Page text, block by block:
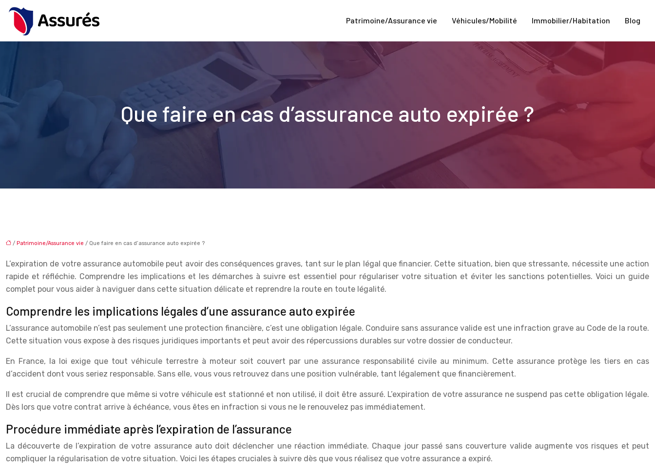
Patrimoine/Assurance vie Véhicules/Mobilité Immobilier/Habitation Blog
Que faire en cas d’assurance auto expirée ?
/ Patrimoine/Assurance vie / Que faire en cas d’assurance auto expirée ?
L’expiration de votre assurance automobile peut avoir des conséquences graves, tant sur le plan légal que financier. Cette situation, bien que stressante, nécessite une action
rapide et réfléchie. Comprendre les implications et les démarches à suivre est essentiel pour régulariser votre situation et éviter les sanctions potentielles. Voici un guide
complet pour vous aider à naviguer dans cette situation délicate et reprendre la route en toute légalité.
Comprendre les implications légales d’une assurance auto expirée
L’assurance automobile n’est pas seulement une protection financière, c’est une obligation légale. Conduire sans assurance valide est une infraction grave au Code de la route.
Cette situation vous expose à des risques juridiques importants et peut avoir des répercussions durables sur votre dossier de conducteur.
En France, la loi exige que tout véhicule terrestre à moteur soit couvert par une assurance responsabilité civile au minimum. Cette assurance protège les tiers en cas
d’accident dont vous seriez responsable. Sans elle, vous vous retrouvez dans une position vulnérable, tant légalement que financièrement.
Il est crucial de comprendre que même si votre véhicule est stationné et non utilisé, il doit être assuré. L’expiration de votre assurance ne suspend pas cette obligation légale.
Dès lors que votre contrat arrive à échéance, vous êtes en infraction si vous ne le renouvelez pas immédiatement.
Procédure immédiate après l’expiration de l’assurance
La découverte de l’expiration de votre assurance auto doit déclencher une réaction immédiate. Chaque jour passé sans couverture valide augmente vos risques et peut
compliquer la régularisation de votre situation. Voici les étapes cruciales à suivre dès que vous réalisez que votre assurance a expiré.